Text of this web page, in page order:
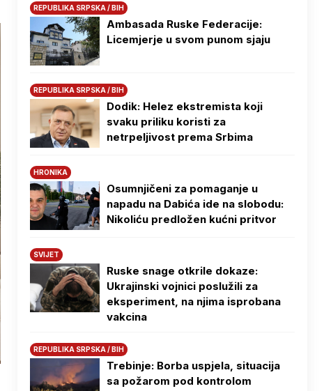
REPUBLIKA SRPSKA / BIH
Ambasada Ruske Federacije:
Licemjerje u svom punom sjaju
REPUBLIKA SRPSKA / BIH
Dodik: Helez ekstremista koji
svaku priliku koristi za
netrpeljivost prema Srbima
HRONIKA
Osumnjičeni za pomaganje u
napadu na Dabića ide na slobodu:
Nikoliću predložen kućni pritvor
SVIJET
Ruske snage otkrile dokaze:
Ukrajinski vojnici poslužili za
eksperiment, na njima isprobana
vakcina
REPUBLIKA SRPSKA / BIH
Trebinje: Borba uspjela, situacija
sa požarom pod kontrolom